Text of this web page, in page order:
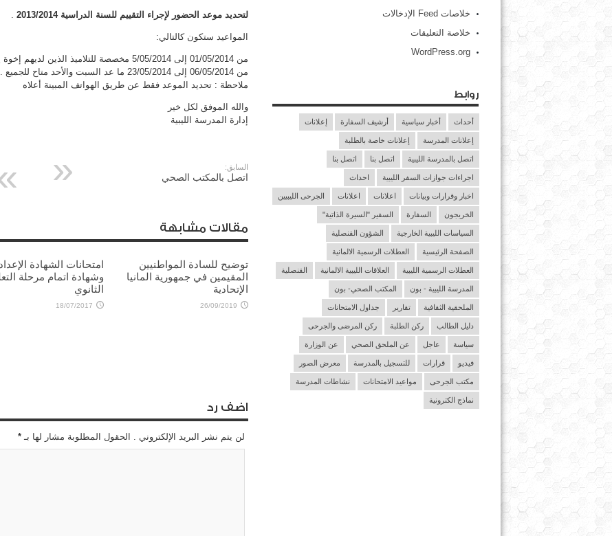
لتحديد موعد الحضور لإجراء التقييم للسنة الدراسية 2013/2014 .
المواعيد ستكون كالتالي:
من 01/05/2014 إلى 5/05/2014 مخصصة للتلاميذ الذين لديهم إخوة يمتحنون في الصفوف من الرابع فما فوق .
من 06/05/2014 إلى 23/05/2014 ما عد السبت والأحد متاح للجميع .
ملاحظة : تحديد الموعد فقط عن طريق الهواتف المبينة أعلاه
والله الموفق لكل خير
إدارة المدرسة الليبية
السابق:
اتصل بالمكتب الصحي
مقالات مشابهة
توضيح للسادة المواطنيين
المقيمين في جمهورية المانيا
الإتحادية
26/09/2019
امتحانات الشهادة
وشهادة اتمام مرحلة
الثانوي
18/07/2017
اضف رد
لن يتم نشر البريد الإلكتروني . الحقول المطلوبة مشار لها بـ*
خلاصات Feed الإدخالات
خلاصة التعليقات
WordPress.org
روابط
أحداث أخبار سياسية أرشيف السفارة إعلانات
إعلانات المدرسة إعلانات خاصة بالطلبة
اتصل بالمدرسة الليبية اتصل بنا اتصل بنا
اجراءات جوازات السفر الليبية احداث
اخبار وقرارات وبيانات اعلانات اعلانات الجرحى الليبيين
الخريجون السفارة السفير "السيرة الذاتية"
السياسات الليبية الخارجية الشؤون القنصلية
الصفحة الرئيسية العطلات الرسمية الالمانية
العطلات الرسمية الليبية العلاقات الليبية الالمانية القنصلية
المدرسة الليبية - بون المكتب الصحي- بون
الملحقية الثقافية تقارير جداول الامتحانات
دليل الطالب ركن الطلبة ركن المرضى والجرحى
سياسة عاجل عن الملحق الصحي عن الوزارة
فيديو قرارات للتسجيل بالمدرسة معرض الصور
مكتب الجرحى مواعيد الامتحانات نشاطات المدرسة
نماذج الكترونية